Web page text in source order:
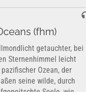
(fhm)
getauchter, bei
Sternenhimmel leicht
Ozean, der
seine wilde, durch